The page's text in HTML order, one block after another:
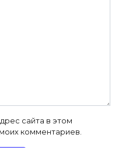
сайта в этом
комментариев.